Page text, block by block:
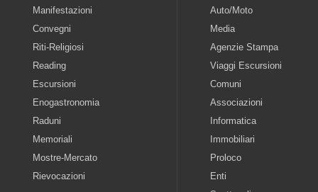
Manifestazioni
Convegni
Riti-Religiosi
Reading
Escursioni
Enogastronomia
Raduni
Memoriali
Mostre-Mercato
Rievocazioni
Auto/Moto
Media
Agenzie Stampa
Viaggi Escursioni
Comuni
Associazioni
Informatica
Immobiliari
Proloco
Enti